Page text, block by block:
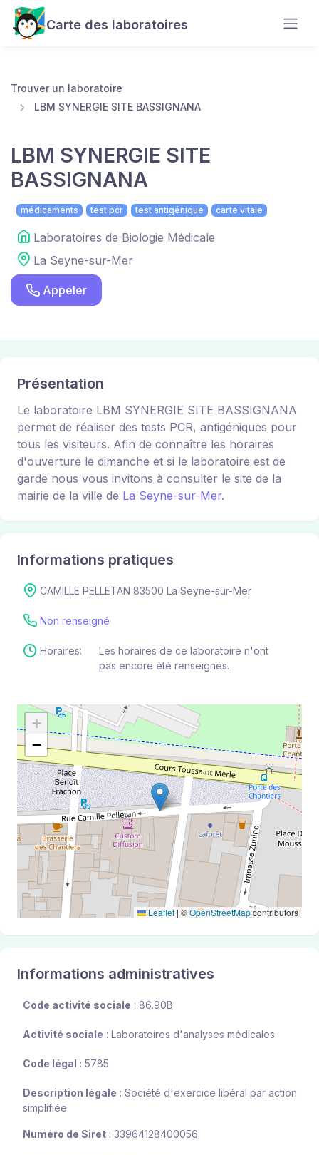
Carte des laboratoires
Trouver un laboratoire
LBM SYNERGIE SITE BASSIGNANA
LBM SYNERGIE SITE
BASSIGNANA
médicaments test pcr test antigénique carte vitale
Laboratoires de Biologie Médicale
La Seyne-sur-Mer
Appeler
Présentation
Le laboratoire LBM SYNERGIE SITE BASSIGNANA
permet de réaliser des tests PCR, antigéniques pour
tous les visiteurs. Afin de connaître les horaires
d'ouverture le dimanche et si le laboratoire est de
garde nous vous invitons à consulter le site de la
mairie de la ville de La Seyne-sur-Mer.
Informations pratiques
CAMILLE PELLETAN 83500 La Seyne-sur-Mer
Non renseigné
Horaires:
Les horaires de ce laboratoire n'ont
pas encore été renseignés.
+
−
Leaflet | ©OpenStreetMapcontributors
Informations administratives
Code activité sociale : 86.90B
Activité sociale : Laboratoires d'analyses médicales
Code légal : 5785
Description légale : Société d'exercice libéral par action
simplifiée
Numéro de Siret : 33964128400056